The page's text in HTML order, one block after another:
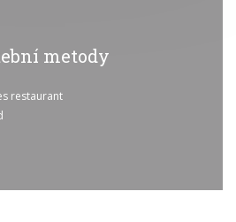
metody
restaurant